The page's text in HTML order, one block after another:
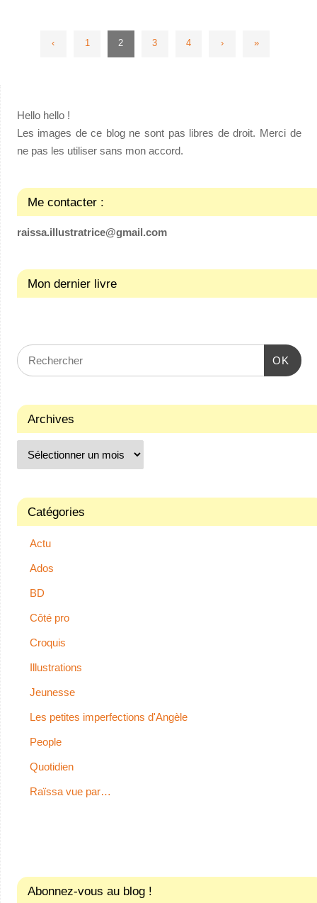
‹ 1 2 3 4 › »
Hello hello !
Les images de ce blog ne sont pas libres de droit. Merci de
ne pas les utiliser sans mon accord.
Me contacter :
raissa.illustratrice@gmail.com
Mon dernier livre
OK
Archives
Catégories
Actu
Ados
BD
Côté pro
Croquis
Illustrations
Jeunesse
Les petites imperfections d'Angèle
People
Quotidien
Raïssa vue par…
Abonnez-vous au blog !